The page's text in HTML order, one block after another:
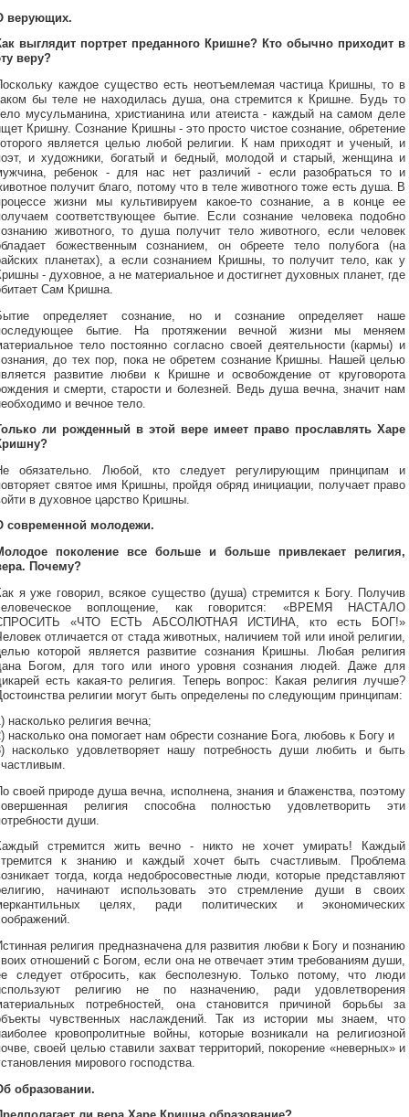
верующих.
выглядит портрет преданного Кришне? Кто обычно приходит в
веру?
каждое существо есть неотъемлемая частица Кришны, то в
бы теле не находилась душа, она стремится к Кришне. Будь то
мусульманина, христианина или атеиста - каждый на самом деле
Кришну. Сознание Кришны - это просто чистое сознание, обретение
является целью любой религии. К нам приходят и ученый, и
и художники, богатый и бедный, молодой и старый, женщина и
ребенок - для нас нет различий - если разобраться то и
получит благо, потому что в теле животного тоже есть душа. В
жизни мы культивируем какое-то сознание, а в конце ее
соответствующее бытие. Если сознание человека подобно
животного, то душа получит тело животного, если человек
божественным сознанием, он обреете тело полубога (на
планетах), а если сознанием Кришны, то получит тело, как у
- духовное, а не материальное и достигнет духовных планет, где
Сам Кришна.
определяет сознание, но и сознание определяет наше
бытие. На протяжении вечной жизни мы меняем
тело постоянно согласно своей деятельности (кармы) и
до тех пор, пока не обретем сознание Кришны. Нашей целью
развитие любви к Кришне и освобождение от круговорота
и смерти, старости и болезней. Ведь душа вечна, значит нам
и вечное тело.
ли рожденный в этой вере имеет право прославлять Харе
обязательно. Любой, кто следует регулирующим принципам и
святое имя Кришны, пройдя обряд инициации, получает право
в духовное царство Кришны.
современной молодежи.
поколение все больше и больше привлекает религия,
Почему?
я уже говорил, всякое существо (душа) стремится к Богу. Получив
воплощение, как говорится: «ВРЕМЯ НАСТАЛО
«ЧТО ЕСТЬ АБСОЛЮТНАЯ ИСТИНА, кто есть БОГ!»
отличается от стада животных, наличием той или иной религии,
которой является развитие сознания Кришны. Любая религия
Богом, для того или иного уровня сознания людей. Даже для
есть какая-то религия. Теперь вопрос: Какая религия лучше?
религии могут быть определены по следующим принципам:
насколько религия вечна;
насколько она помогает нам обрести сознание Бога, любовь к Богу и
насколько удовлетворяет нашу потребность души любить и быть
своей природе душа вечна, исполнена, знания и блаженства, поэтому
религия способна полностью удовлетворить эти
души.
стремится жить вечно - никто не хочет умирать! Каждый
к знанию и каждый хочет быть счастливым. Проблема
тогда, когда недобросовестные люди, которые представляют
начинают использовать это стремление души в своих
целях, ради политических и экономических
религия предназначена для развития любви к Богу и познанию
отношений с Богом, если она не отвечает этим требованиям души,
следует отбросить, как бесполезную. Только потому, что люди
религию не по назначению, ради удовлетворения
потребностей, она становится причиной борьбы за
чувственных наслаждений. Так из истории мы знаем, что
кровопролитные войны, которые возникали на религиозной
своей целью ставили захват территорий, покорение «неверных» и
мирового господства.
образовании.